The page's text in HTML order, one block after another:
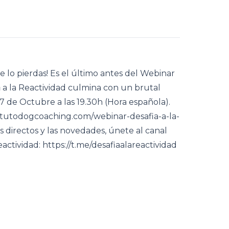
lo pierdas! Es el último antes del Webinar
la Reactividad culmina con un brutal
Octubre a las 19.30h (Hora española).
webinar-desafia-a-la-
directos y las novedades, únete al canal
https://t.me/desafiaalareactividad